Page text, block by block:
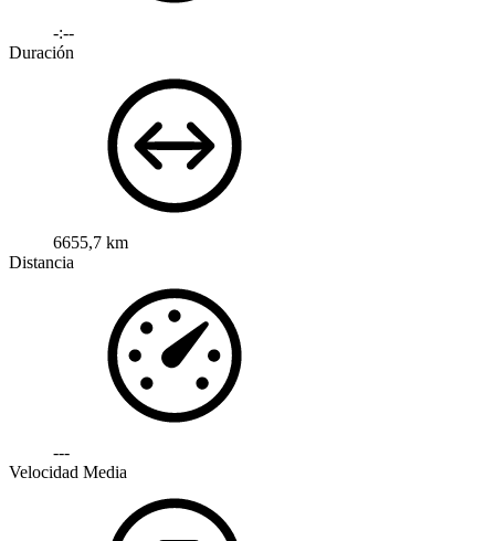
-:--
Duración
6655,7 km
Distancia
---
Velocidad Media